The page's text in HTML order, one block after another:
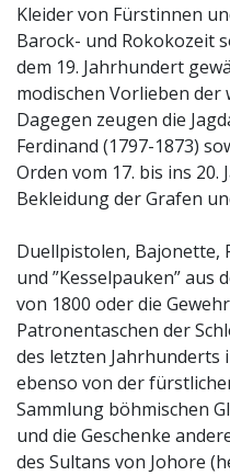
Kleider von Fürstinnen
Barock- und Rokokozeit
dem 19. Jahrhundert
modischen Vorlieben der
Dagegen zeugen die
Ferdinand (1797-1873)
Orden vom 17. bis ins
Bekleidung der Grafen
Duellpistolen, Bajonette,
und ”Kesselpauken”
von 1800 oder die
Patronentaschen der
des letzten Jahrhunderts
ebenso von der
Sammlung böhmischen
und die Geschenke
des Sultans von Johore